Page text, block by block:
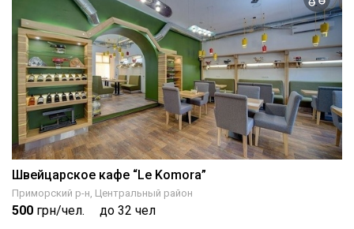
Швейцарское кафе “Le Komora”
Приморский р-н, Центральный район
500 грн/чел. до 32 чел